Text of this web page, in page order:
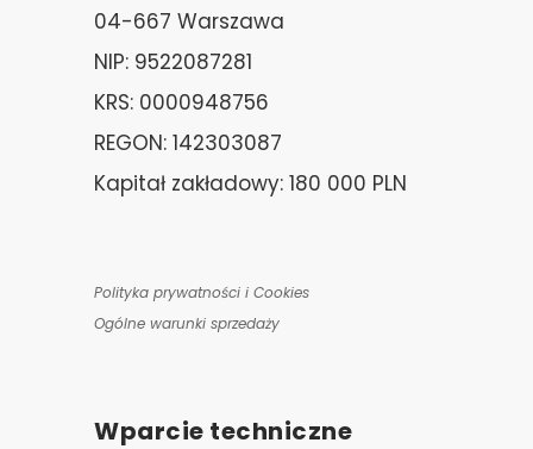
04-667 Warszawa
NIP: 9522087281
KRS: 0000948756
REGON: 142303087
Kapitał zakładowy: 180 000 PLN
Polityka prywatności i Cookies
Ogólne warunki sprzedaży
Wparcie techniczne